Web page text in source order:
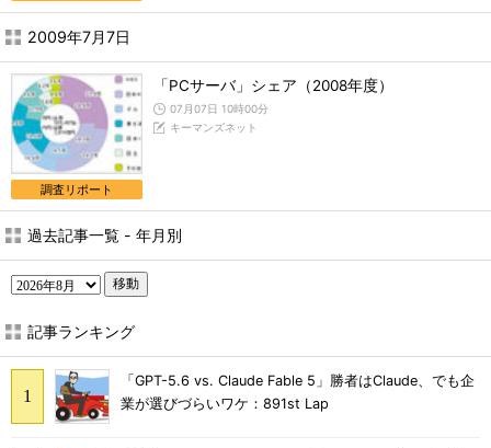
2009年7月7日
調査リポート
「PCサーバ」シェア（2008年度）
07月07日 10時00分
キーマンズネット
過去記事一覧 - 年月別
移動
記事ランキング
「GPT-5.6 vs. Claude Fable 5」勝者はClaude、でも企
業が選びづらいワケ：891st Lap